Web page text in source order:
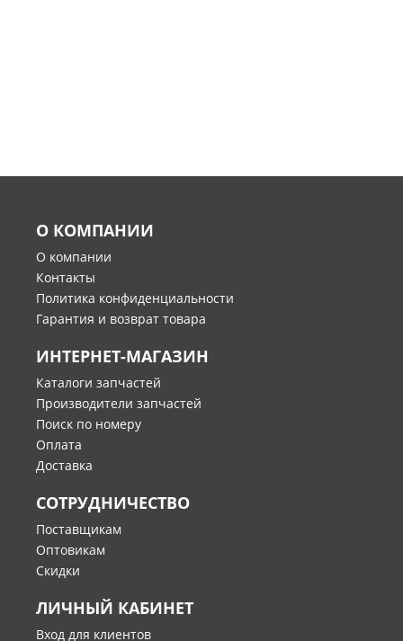
О КОМПАНИИ
О компании
Контакты
Политика конфиденциальности
Гарантия и возврат товара
ИНТЕРНЕТ-МАГАЗИН
Каталоги запчастей
Производители запчастей
Поиск по номеру
Оплата
Доставка
СОТРУДНИЧЕСТВО
Поставщикам
Оптовикам
Скидки
ЛИЧНЫЙ КАБИНЕТ
Вход для клиентов